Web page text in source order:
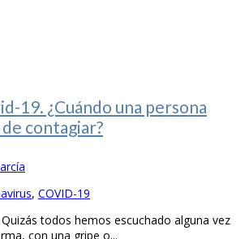
19. ¿Cuándo una persona
contagiar?
, COVID-19
todos hemos escuchado alguna vez
con una gripe o...